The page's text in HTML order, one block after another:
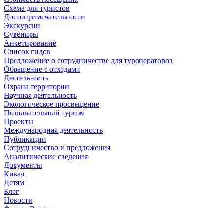
Схема для туристов
Достопримечательности
Экскурсии
Сувениры
Анкетирование
Список гидов
Предложение о сотрудничестве для туроператоров
Обращение с отходами
Деятельность
Охрана территории
Научная деятельность
Экологическое просвещение
Познавательный туризм
Проекты
Международная деятельность
Публикации
Сотрудничество и предложения
Аналитические сведения
Документы
Кивач
Детям
Блог
Новости